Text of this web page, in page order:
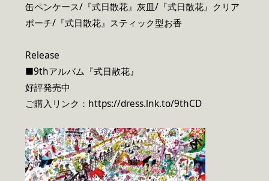
缶ペンケース/『式日散花』灰皿/『式日散花』クリア
ポーチ/『式日散花』スティック型お香
Release
■9thアルバム『式日散花』
好評発売中
ご購入リンク：https://dress.lnk.to/9thCD